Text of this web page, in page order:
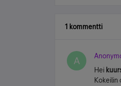
1 kommentti
A
Hei
Kokeilin